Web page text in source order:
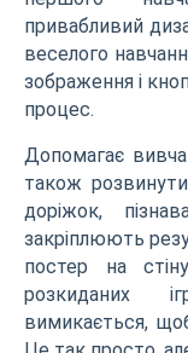
привабливий
веселого
зображення і
процес.
Допомагає
також
доріжок,
закріплюють
постер на
розкиданих
вимикається,